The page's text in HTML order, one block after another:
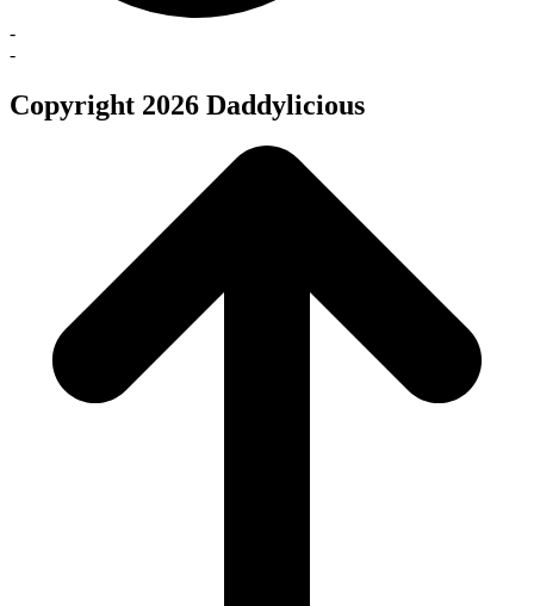
-
-
Copyright 2026 Daddylicious